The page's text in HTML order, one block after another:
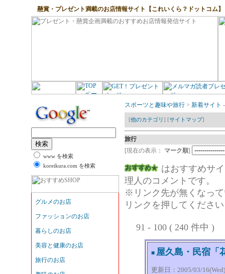
懸賞・プレゼント満載のお店情報サイト【これいくら？ドットコム】
www を検索
koreikura.com を検索
スポーツと趣味や旅行 > 新着サイト
[他のカテゴリ ] [サイトマップ]
旅行
[現在の表示：
マーク順]
はおすすめサ
理人のコメントです。
※リンク先が無くなっ
リンクを押してください
91 - 100 ( 240 件中
■ 屋久島・民宿「
更新日：2005/03/